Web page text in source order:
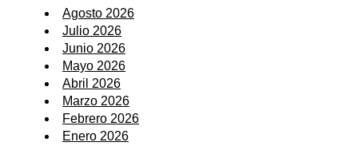
Agosto 2026
Julio 2026
Junio 2026
Mayo 2026
Abril 2026
Marzo 2026
Febrero 2026
Enero 2026